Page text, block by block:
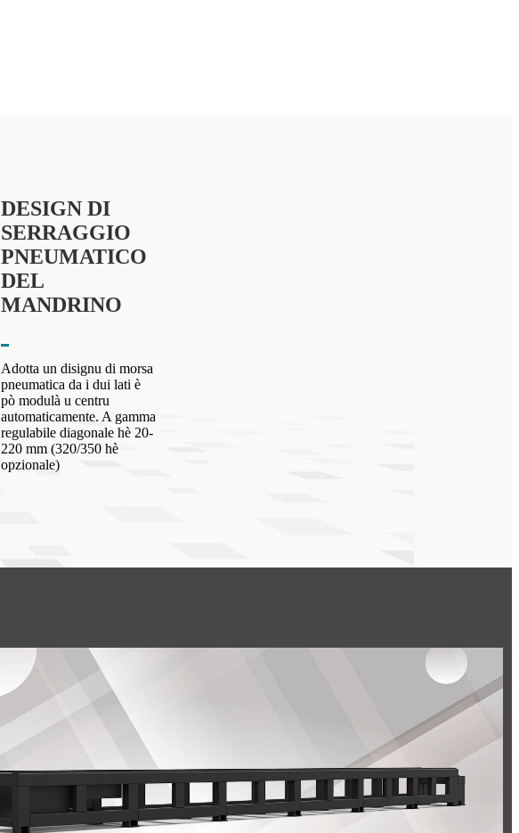
DESIGN DI
SERRAGGIO
PNEUMATICO
DEL
MANDRINO
Adotta un disignu di morsa
pneumatica da i dui lati è
pò modulà u centru
automaticamente. A gamma
regulabile diagonale hè 20-
220 mm (320/350 hè
opzionale)